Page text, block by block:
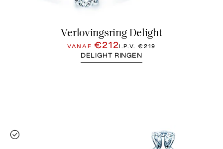
Verlovingsring Delight
VANAF €212I.P.V.€219
DELIGHT RINGEN